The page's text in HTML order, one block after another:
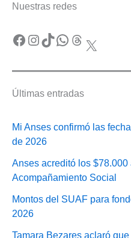
Nuestras redes
Facebook Instagram TikTok WhatsApp Threads X
Últimas entradas
Mi Anses confirmó las
de 2026
Anses acreditó los $78.000
Acompañamiento Social
Montos del SUAF para
2026
Tamara Bezares aclaró